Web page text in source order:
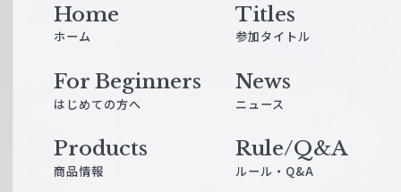
Home
ホーム
Titles
参加タイトル
For Beginners
はじめての方へ
News
ニュース
Products
商品情報
Rule/Q&A
ルール・Q&A